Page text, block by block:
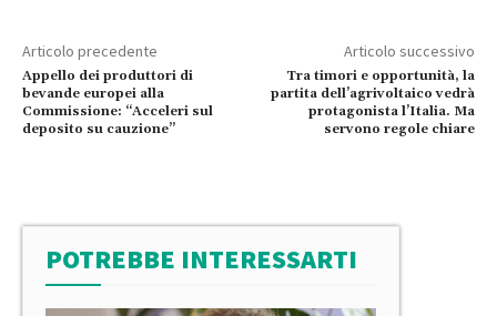
Articolo precedente
Appello dei produttori di
bevande europei alla
Commissione: “Acceleri sul
deposito su cauzione”
Articolo successivo
Tra timori e opportunità, la
partita dell’agrivoltaico vedrà
protagonista l’Italia. Ma
servono regole chiare
POTREBBE INTERESSARTI